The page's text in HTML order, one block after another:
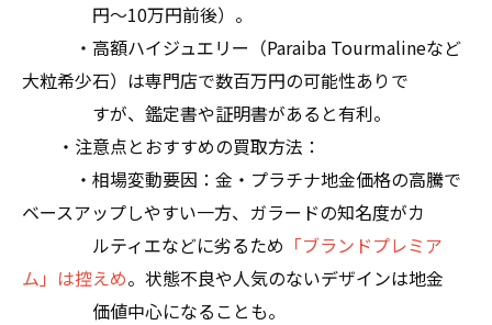
円～10万円前後）。
・高額ハイジュエリー（Paraiba Tourmalineなど
大粒希少石）は専門店で数百万円の可能性ありで
すが、鑑定書や証明書があると有利。
・注意点とおすすめの買取方法：
・相場変動要因：金・プラチナ地金価格の高騰で
ベースアップしやすい一方、ガラードの知名度がカ
ルティエなどに劣るため 「ブランドプレミア
ム」は控えめ。状態不良や人気のないデザインは地金
価値中心になることも。